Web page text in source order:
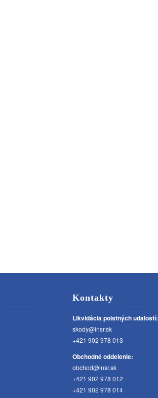
Kontakty
Likvidácia poistných udalostí:
skody@insr.sk
+421 902 978 013
Obchodné oddelenie:
obchod@insr.sk
+421 902 978 012
+421 902 978 014